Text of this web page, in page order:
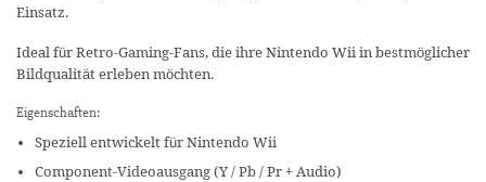
Einsatz.
Ideal für Retro-Gaming-Fans, die ihre Nintendo Wii in bestmöglicher
Bildqualität erleben möchten.
Eigenschaften:
Speziell entwickelt für Nintendo Wii
Component-Videoausgang (Y / Pb / Pr + Audio)